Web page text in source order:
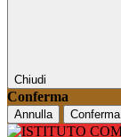
Chiudi
Conferma
Annulla Conferma